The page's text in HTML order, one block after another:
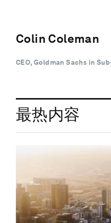
Colin Coleman
CEO, Goldman Sachs in
最热内容